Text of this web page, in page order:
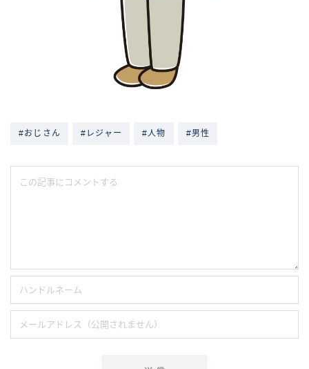
#おじさん #レジャー #人物 #男性